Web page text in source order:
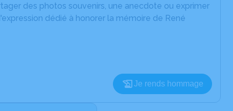
des photos souvenirs, une anecdote ou exprimer
dédié à honorer la mémoire de René
Je rends hommage